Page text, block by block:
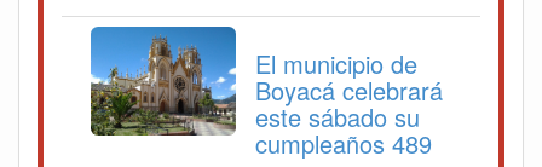
El municipio de
Boyacá celebrará
este sábado su
cumpleaños 489